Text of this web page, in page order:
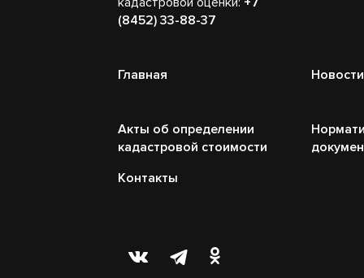
(8452) 33-88-37
Главная Новости
Акты об определении
кадастровой стоимости
Контакты